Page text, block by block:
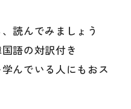
読んでみましょう
語の対訳付き
んでいる人にもおス